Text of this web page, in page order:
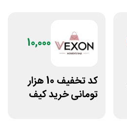
10,000
کد تخفیف 10 هزار
تومانی خرید کیف